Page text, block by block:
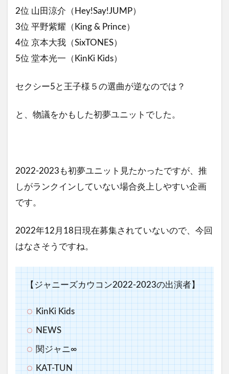
2位 山田涼介（Hey!Say!JUMP）
3位 平野紫耀（King & Prince）
4位 京本大我（SixTONES）
5位 堂本光一（KinKi Kids）
セクシー5と王子様５の選曲が逆なのでは？
と、物議をかもした初夢ユニットでした。
2022-2023も初夢ユニット見たかったですが、推
しがランクインしていない場合炎上しやすい企画
です。
2022年12月18日現在募集されていないので、今回
はなさそうですね。
【ジャニーズカウコン2022-2023の出演者】
KinKi Kids
NEWS
関ジャニ∞
KAT-TUN